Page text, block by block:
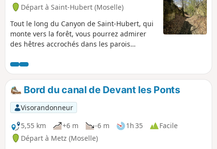
Départ à Saint-Hubert (Moselle)
Tout le long du Canyon de Saint-Hubert, qui
monte vers la forêt, vous pourrez admirer
des hêtres accrochés dans les parois
du jury au concours des arbres
remarquables 2022.
Bord du canal de Devant les Ponts
Visorandonneur
5,55 km
+6 m -6 m 1h 35
Facile
Départ à Metz (Moselle)